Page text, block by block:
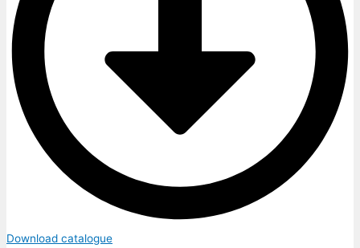
Download catalogue